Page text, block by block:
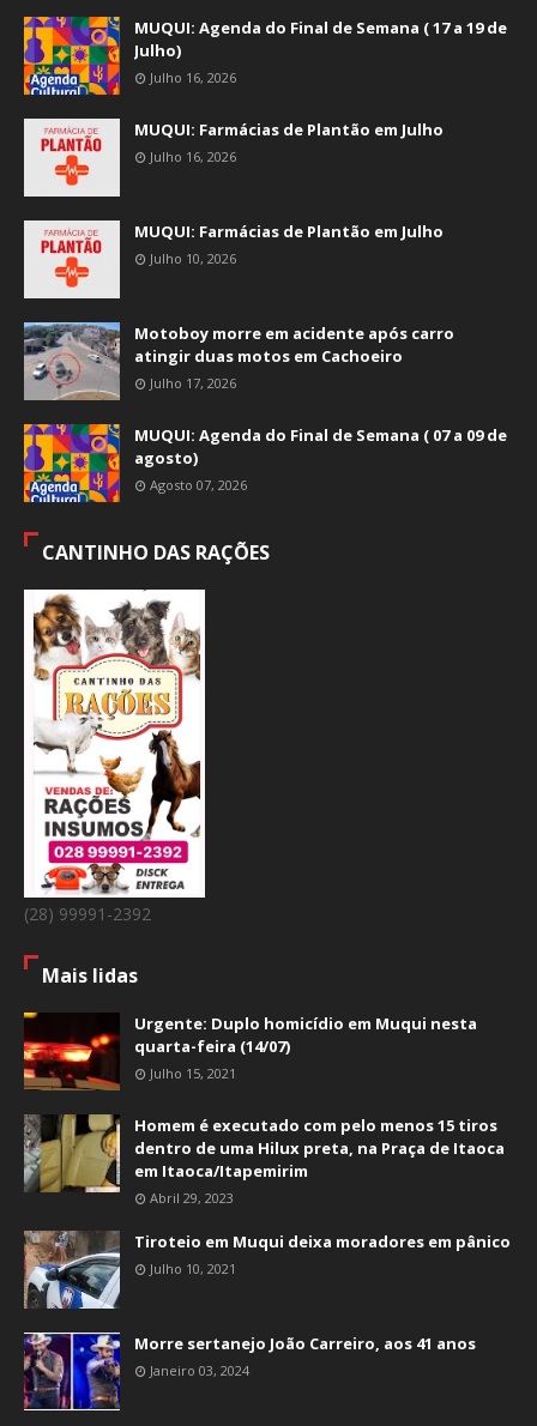
MUQUI: Agenda do Final de Semana ( 17 a 19 de
Julho)
Julho 16, 2026
MUQUI: Farmácias de Plantão em Julho
Julho 16, 2026
MUQUI: Farmácias de Plantão em Julho
Julho 10, 2026
Motoboy morre em acidente após carro
atingir duas motos em Cachoeiro
Julho 17, 2026
MUQUI: Agenda do Final de Semana ( 07 a 09 de
agosto)
Agosto 07, 2026
CANTINHO DAS RAÇÕES
(28) 99991-2392
Mais lidas
Urgente: Duplo homicídio em Muqui nesta
quarta-feira (14/07)
Julho 15, 2021
Homem é executado com pelo menos 15 tiros
dentro de uma Hilux preta, na Praça de Itaoca
em Itaoca/Itapemirim
Abril 29, 2023
Tiroteio em Muqui deixa moradores em pânico
Julho 10, 2021
Morre sertanejo João Carreiro, aos 41 anos
Janeiro 03, 2024